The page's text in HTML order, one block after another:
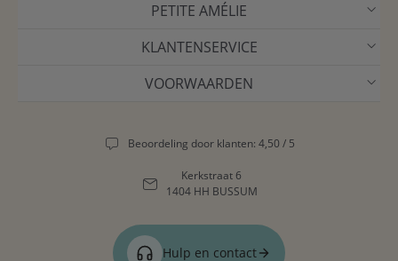
PETITE AMÉLIE
KLANTENSERVICE
VOORWAARDEN
Beoordeling door klanten: 4,50 / 5
Kerkstraat 6
1404 HH BUSSUM
Hulp en contact